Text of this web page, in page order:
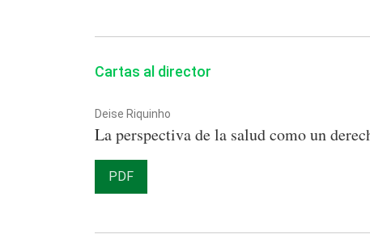
Cartas al director
Deise Riquinho
La perspectiva de la salud como un
PDF